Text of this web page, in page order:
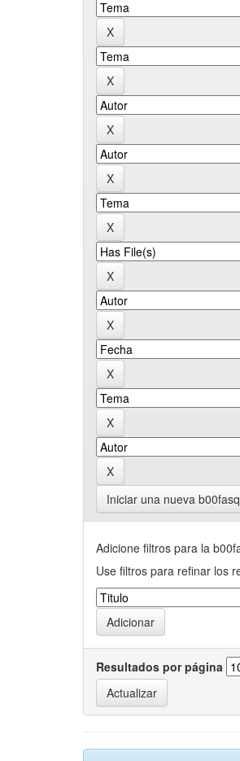
Iniciar una nueva
Adicione filtros para la
Use filtros para refinar los
Resultados por página